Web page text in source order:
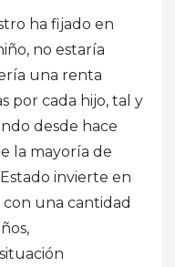
ha fijado en
no estaría
una renta
por cada hijo, tal y
desde hace
la mayoría de
invierte en
con una cantidad